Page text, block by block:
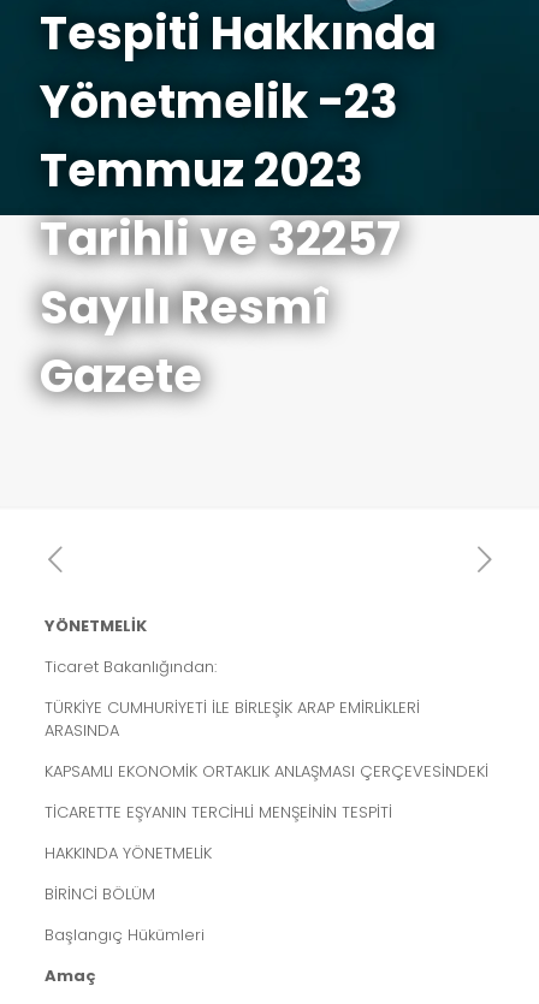
Tespiti Hakkında
Yönetmelik -23
Temmuz 2023
Tarihli ve 32257
Sayılı Resmî
Gazete
YÖNETMELİK
Ticaret Bakanlığından:
TÜRKİYE CUMHURİYETİ İLE BİRLEŞİK ARAP EMİRLİKLERİ
ARASINDA
KAPSAMLI EKONOMİK ORTAKLIK ANLAŞMASI ÇERÇEVESİNDEKİ
TİCARETTE EŞYANIN TERCİHLİ MENŞEİNİN TESPİTİ
HAKKINDA YÖNETMELİK
BİRİNCİ BÖLÜM
Başlangıç Hükümleri
Amaç